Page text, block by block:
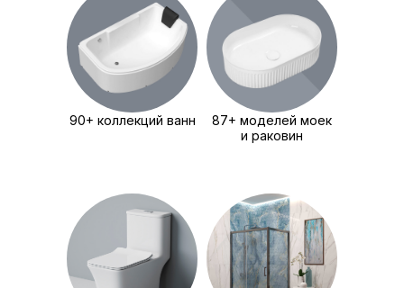
90+ коллекций ванн
87+ моделей моек
и раковин